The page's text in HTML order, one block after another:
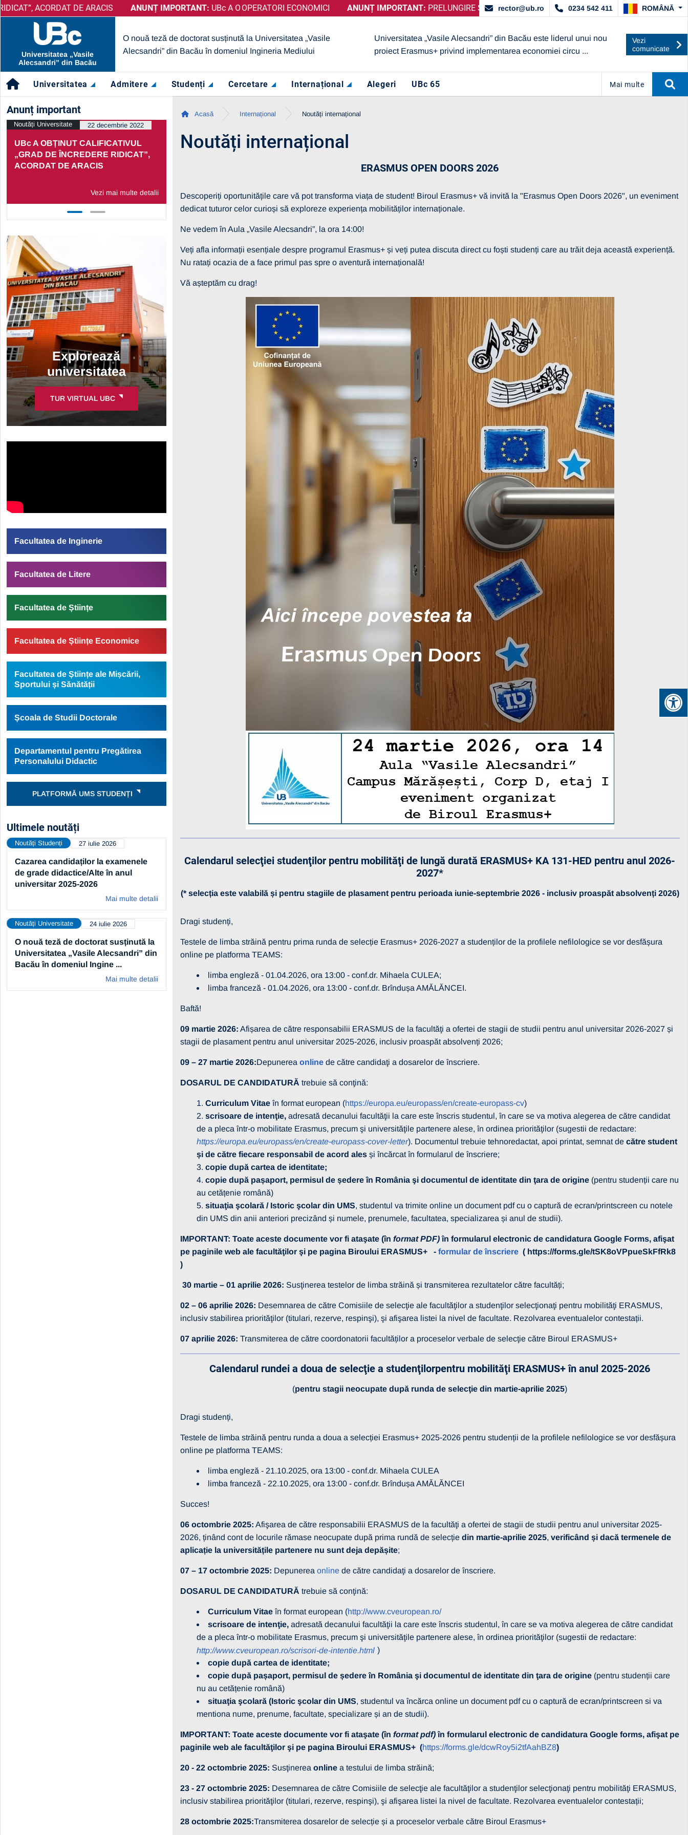
ANUNȚ IMPORTANT: UBc A OBȚINUT CALIFICATIVUL
DE ARACIS ANUNȚ IMPORTANT:UBc A OBȚINUT CALIFICATIVUL „GRAD DE ÎNCREDERE RIDICAT”, ACORDAT DE ARACIS ANUNȚ
PRELUNGIRE SELECȚIE PARTENERI – OPERATORI ECONOMICI ANUNȚ IMPORTANT:PRELUNGIRE SELECȚIE PARTENERI – OPERATORI ECONOMICI
rector@ub.ro 0234 542 411 ROMÂNĂ
Universitatea „Vasile
Alecsandri” din Bacău
O nouă teză de doctorat susținută la Universitatea „Vasile
Alecsandri” din Bacău în domeniul Ingineria Mediului
Universitatea „Vasile Alecsandri” din Bacău este liderul unui nou
proiect Erasmus+ privind implementarea economiei circu ...
Vezi
comunicate
Universitatea Admitere Studenți Cercetare Internațional Alegeri UBc 65 Mai multe
Anunț important
UBc A OBȚINUT CALIFICATIVUL
„GRAD DE ÎNCREDERE RIDICAT”,
ACORDAT DE ARACIS
Vezi mai multe detalii
Noutăți Universitate 22 decembrie 2022
PRELUNGIRE SELECȚIE
PARTENERI – OPERATORI
Vezi mai multe detalii
Explorează
universitatea
TUR VIRTUAL UBC
Facultatea de Inginerie
Facultatea de Litere
Facultatea de Științe
Facultatea de Științe Economice
Facultatea de Științe ale Mișcării,
Sportului și Sănătății
Școala de Studii Doctorale
Departamentul pentru Pregătirea
Personalului Didactic
PLATFORMĂ UMS STUDENȚI
Ultimele noutăți
Cazarea candidaților la examenele
de grade didactice/Alte în anul
universitar 2025-2026
Mai multe detalii
Noutăți Studenți 27 iulie 2026
O nouă teză de doctorat susținută la
Universitatea „Vasile Alecsandri” din
Bacău în domeniul Ingine ...
Mai multe detalii
Noutăți Universitate 24 iulie 2026
Acasă Internațional Noutăți internațional
Noutăți internațional
ERASMUS OPEN DOORS 2026
Descoperiți oportunitățile care vă pot transforma viața de student! Biroul Erasmus+ vă invită la "Erasmus Open Doors 2026", un eveniment
dedicat tuturor celor curioși să exploreze experiența mobilităților internaționale.
Ne vedem în Aula „Vasile Alecsandri”, la ora 14:00!
Veți afla informații esențiale despre programul Erasmus+ și veți putea discuta direct cu foști studenți care au trăit deja această experiență.
Nu ratați ocazia de a face primul pas spre o aventură internațională!
Vă așteptăm cu drag!
Calendarul selecţiei studenţilor pentru mobilităţi de lungă durată ERASMUS+ KA 131-HED pentru anul 2026-
2027*
(* selecția este valabilă și pentru stagiile de plasament pentru perioada iunie-septembrie 2026 - inclusiv proaspăt absolvenți 2026)
Dragi studenți,
Testele de limba străină pentru prima runda de selecție Erasmus+ 2026-2027 a studenților de la profilele nefilologice se vor desfășura
online pe platforma TEAMS:
limba engleză - 01.04.2026, ora 13:00 - conf.dr. Mihaela CULEA;
limba franceză - 01.04.2026, ora 13:00 - conf.dr. Brîndușa AMĂLĂNCEI.
Baftă!
09 martie 2026: Afișarea de către responsabilii ERASMUS de la facult­ăţi a ofertei de stagii de studii pentru anul universitar 2026-2027 și
stagii de plasament pentru anul universitar 2025-2026, inclusiv proaspăt absolvenți 2026;
09 – 27 martie 2026:Depunerea onlinede către candidaţi a dosarelor de înscriere.
DOSARUL DE CANDIDATURĂ trebuie să conţină:
Curriculum Vitaeîn format european (https://europa.eu/europass/en/create-europass-cv)
scrisoare de intenţie,adresată decanului facultăţii la care este înscris studentul, în care se va motiva alegerea de către candidat
de a pleca într-o mobilitate Erasmus, precum şi universităţile partenere alese, în ordinea priorităţilor (sugestii de redactare:
https://europa.eu/europass/en/create-europass-cover-letter). Documentul trebuie tehnoredactat, apoi printat, semnat decătre student
și de către fiecare responsabil de acord alesși încărcat în formularul de înscriere;
copie după cartea de identitate;
copie după pașaport, permisul de ședere în România şi documentul de identitate din ţara de origine(pentru studenții care nu
au cetățenie română)
situaţia şcolară / Istoric şcolar din UMS, studentul va trimite online un document pdf cu o captură de ecran/printscreen cu notele
din UMS din anii anteriori precizând și numele, prenumele, facultatea, specializarea și anul de studii).
IMPORTANT: Toate aceste documente vor fi ataşate (în format PDF)în formularul electronic de candidatura Google Forms, afişat
pe paginile web ale facultăţilor şi pe pagina Biroului ERASMUS+ - formular de înscriere( https://forms.gle/tSK8oVPpueSkFfRk8
)
30 martie – 01 aprilie 2026: Susţinerea testelor de limba străină și transmiterea rezultatelor către facultăți;
02 – 06 aprilie 2026: Desemnarea de către Comisiile de selecţie ale facultăţilor a studenţilor selecţionaţi pentru mobilităţi ERASMUS,
inclusiv stabilirea priorităţilor (titulari, rezerve, respinşi), şi afişarea listei la nivel de facultate. Rezolvarea eventualelor contestații.
07 aprilie 2026: Transmiterea de către coordonatorii facultăților a proceselor verbale de selecţie către Biroul ERASMUS+
Calendarul rundei a doua de selecţie a studenţilorpentru mobilităţi ERASMUS+ în anul 2025-2026
(pentru stagii neocupate după runda de selecţie din martie-aprilie 2025)
Dragi studenți,
Testele de limba străină pentru runda a doua a selecției Erasmus+ 2025-2026 pentru studenții de la profilele nefilologice se vor desfășura
online pe platforma TEAMS:
limba engleză - 21.10.2025, ora 13:00 - conf.dr. Mihaela CULEA
limba franceză - 22.10.2025, ora 13:00 - conf.dr. Brîndușa AMĂLĂNCEI
Succes!
06 octombrie 2025: Afişarea de către responsabilii ERASMUS de la facult­ăţi a ofertei de stagii de studii pentru anul universitar 2025-
2026, ținând cont de locurile rămase neocupate după prima rundă de selecție din martie-aprilie 2025, verificând și dacă termenele de
aplicație la universitățile partenere nu sunt deja depășite;
07 – 17 octombrie 2025: Depunerea onlinede către candidaţi a dosarelor de înscriere.
DOSARUL DE CANDIDATURĂ trebuie să conţină:
Curriculum Vitaeîn format european (http://www.cveuropean.ro/
scrisoare de intenţie,adresată decanului facultăţii la care este înscris studentul, în care se va motiva alegerea de către candidat
de a pleca într-o mobilitate Erasmus, precum şi universităţile partenere alese, în ordinea priorităţilor (sugestii de redactare:
http://www.cveuropean.ro/scrisori-de-intentie.html )
copie după cartea de identitate;
copie după pașaport, permisul de ședere în România şi documentul de identitate din ţara de origine(pentru studenții care
nu au cetățenie română)
situaţia şcolară (Istoric şcolar din UMS, studentul va încărca online un document pdf cu o captură de ecran/printscreen si va
mentiona nume, prenume, facultate, specializare și an de studii).
IMPORTANT: Toate aceste documente vor fi ataşate (în format pdf)în formularul electronic de candidatura Google forms, afişat pe
paginile web ale facultăţilor şi pe pagina Biroului ERASMUS+ (https://forms.gle/dcwRoy5i2tfAahBZ8)
20 - 22 octombrie 2025: Susţinerea onlinea testului de limba străină;
23 - 27 octombrie 2025: Desemnarea de către Comisiile de selecţie ale facultăţilor a studenţilor selecţionaţi pentru mobilităţi ERASMUS,
inclusiv stabilirea priorităţilor (titulari, rezerve, respinşi), şi afişarea listei la nivel de facultate. Rezolvarea eventualelor contestații;
28 octombrie 2025:Transmiterea dosarelor de selecție și a proceselor verbale către Biroul Erasmus+